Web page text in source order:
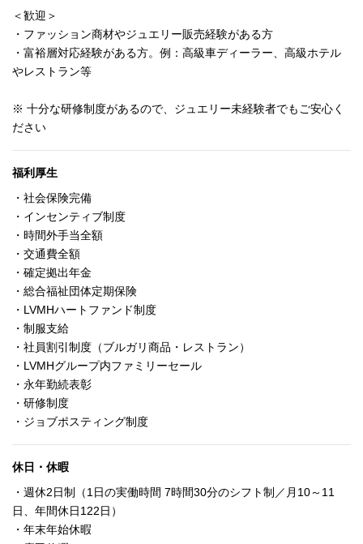
＜歓迎＞
・ファッション商材やジュエリー販売経験がある方
・富裕層対応経験がある方。例：高級車ディーラー、高級ホテル
やレストラン等
※ 十分な研修制度があるので、ジュエリー未経験者でもご安心く
ださい
福利厚生
・社会保険完備
・インセンティブ制度
・時間外手当全額
・交通費全額
・確定拠出年金
・総合福祉団体定期保険
・LVMHハートファンド制度
・制服支給
・社員割引制度（ブルガリ商品・レストラン）
・LVMHグループ内ファミリーセール
・永年勤続表彰
・研修制度
・ジョブポスティング制度
休日・休暇
・週休2日制（1日の実働時間 7時間30分のシフト制／月10～11
日、年間休日122日）
・年末年始休暇